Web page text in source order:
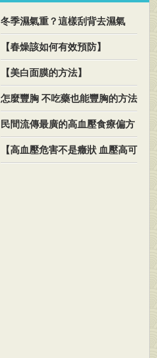
冬季濕氣重？這樣刮背去濕氣
【春燥該如何有效預防】
【美白面膜的方法】
怎麼豐胸 不吃藥也能豐胸的方法
民間流傳最廣的高血壓食療偏方
【高血壓危害不是癥狀 血壓高可